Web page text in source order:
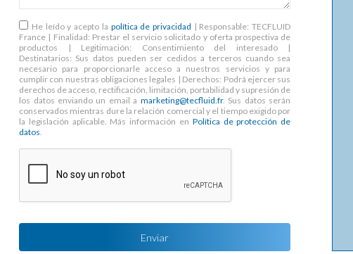
RGPD *
He leído y acepto la política de privacidad | Responsable: TECFLUID
France | Finalidad: Prestar el servicio solicitado y oferta prospectiva de
productos | Legitimación: Consentimiento del interesado |
Destinatarios: Sus datos pueden ser cedidos a terceros cuando sea
necesario para proporcionarle acceso a nuestros servicios y para
cumplir con nuestras obligaciones legales | Derechos: Podrá ejercer sus
derechos de acceso, rectificación, limitación, portabilidad y supresión de
los datos enviando un email a marketing@tecfluid.fr. Sus datos serán
conservados mientras dure la relación comercial y el tiempo exigido por
la legislación aplicable. Más información en Política de protección de
datos